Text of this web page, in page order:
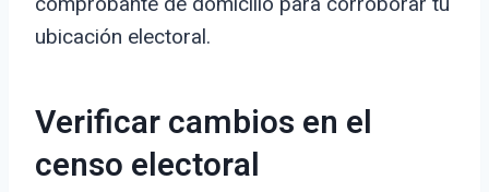
ubicación electoral.
Verificar cambios en el
censo electoral